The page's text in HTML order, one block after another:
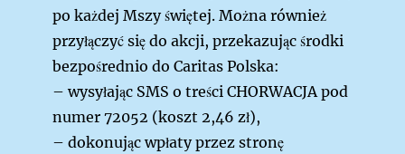
po każdej Mszy świętej. Można również
przyłączyć się do akcji, przekazując środki
bezpośrednio do Caritas Polska:
– wysyłając SMS o treści CHORWACJA pod
numer 72052 (koszt 2,46 zł),
– dokonując wpłaty przez stronę